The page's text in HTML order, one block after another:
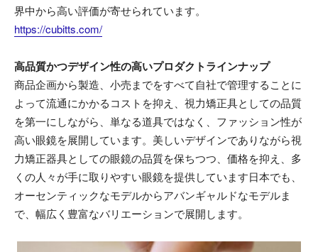
界中から高い評価が寄せられています。
https://cubitts.com/
高品質かつデザイン性の高いプロダクトラインナップ
商品企画から製造、小売までをすべて自社で管理することに
よって流通にかかるコストを抑え、視力矯正具としての品質
を第一にしながら、単なる道具ではなく、ファッション性が
高い眼鏡を展開しています。美しいデザインでありながら視
力矯正器具としての眼鏡の品質を保ちつつ、価格を抑え、多
くの人々が手に取りやすい眼鏡を提供しています日本でも、
オーセンティックなモデルからアバンギャルドなモデルま
で、幅広く豊富なバリエーションで展開します。